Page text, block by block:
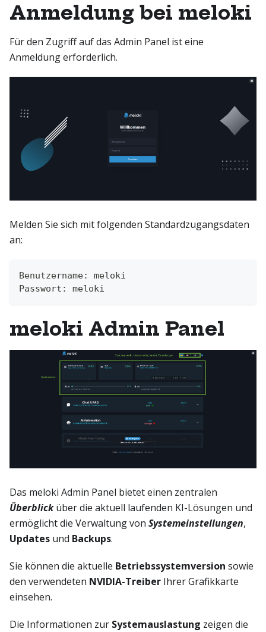
Anmeldung bei meloki
Für den Zugriff auf das Admin Panel ist eine
Anmeldung erforderlich.
Melden Sie sich mit folgenden Standardzugangsdaten
an:
Benutzername: meloki
Passwort: meloki
meloki Admin Panel
Das meloki Admin Panel bietet einen zentralen
Überblicküber die aktuell laufenden KI-Lösungen und
ermöglicht die Verwaltung von Systemeinstellungen,
Updates und Backups.
Sie können die aktuelle Betriebssystemversion sowie
den verwendeten NVIDIA-Treiber Ihrer Grafikkarte
einsehen.
Die Informationen zur Systemauslastung zeigen die